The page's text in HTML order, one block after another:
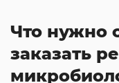
Что нужно
заказать